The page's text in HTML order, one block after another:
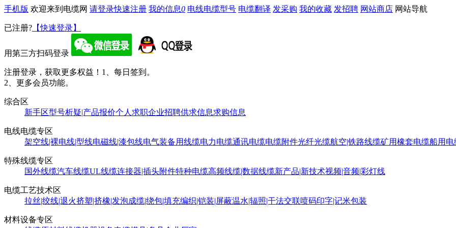
手机版 欢迎来到电缆网 请登录快速注册 我的信息0 电线电缆型号 电缆翻译 发采购 我的收藏 发招聘 网站商店 网站导航
已注册? 【快速登录】
用第三方扫码登录
注册登录，获取更多权益！ 1、每日签到。
2、更多会员功能。
综合区
新手区型号析疑|产品报价个人求职企业招聘供求信息求购信息
电线电缆专区
架空线|裸电线|型线电磁线|漆包线电气装备用线缆电力电缆通讯电缆电缆附件光纤光缆航空|铁路线缆矿用橡套电缆船用电
特殊线缆专区
国外线缆汽车线缆UL线缆连接器|插头附件特种电缆高频线缆|数据线缆新产品|新技术视频|音频|彩灯线
电缆工艺技术区
拉丝|绞线|退火挤塑|挤橡|发泡成缆|绕包|填充编织|铠装|屏蔽温水|辐照|干法交联喷码印字|记米包装
材料设备专区